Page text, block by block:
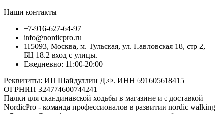
Наши контакты
+7-916-627-64-97
info@nordicpro.ru
115093, Москва, м. Тульская, ул. Павловская 18, стр 2,
БЦ 18.2 вход с улицы.
Ежедневно: 11:00-20:00
Реквизиты: ИП Шайдуллин Д.Ф. ИНН 691605618415
ОГРНИП 324774600744241
Палки для скандинавской ходьбы в магазине и с доставкой
NordicPro - команда профессионалов в развитии nordic walking